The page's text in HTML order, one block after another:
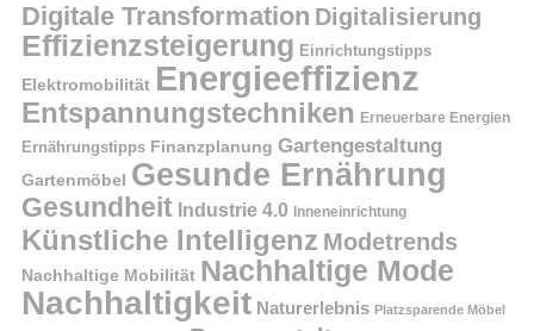
Digitale Transformation Digitalisierung
Effizienzsteigerung Einrichtungstipps
Elektromobilität Energieeffizienz
Entspannungstechniken Erneuerbare Energien
Ernährungstipps Finanzplanung Gartengestaltung
Gartenmöbel Gesunde Ernährung
Gesundheit Industrie 4.0 Inneneinrichtung
Künstliche Intelligenz Modetrends
Nachhaltige Mobilität Nachhaltige Mode
Nachhaltigkeit Naturerlebnis Platzsparende Möbel